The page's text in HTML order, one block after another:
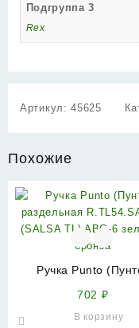
Подгруппа 3
Rex
Артикул:45625
Похожие
Ручка Punto
бронза
702 ₽
В корзину